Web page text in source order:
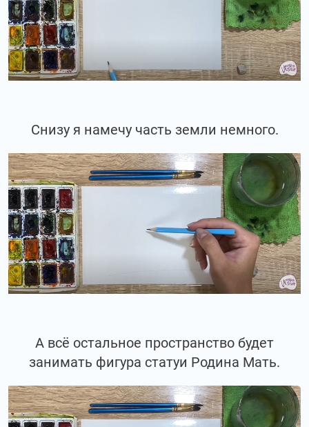
Снизу я намечу часть земли немного.
А всё остальное пространство будет
занимать фигура статуи Родина Мать.